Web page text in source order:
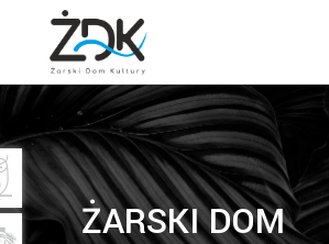
ŻARSKI DOM